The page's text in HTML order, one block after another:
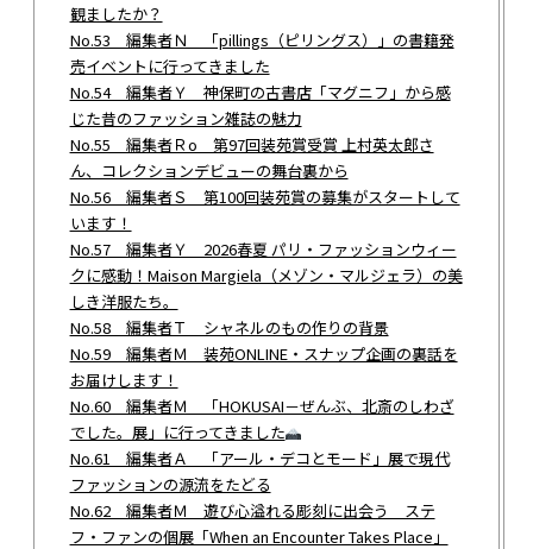
観ましたか？
No.53 編集者Ｎ 「pillings（ピリングス）」の書籍発
売イベントに行ってきました
No.54 編集者Ｙ 神保町の古書店「マグニフ」から感
じた昔のファッション雑誌の魅力
No.55 編集者Ｒo 第97回装苑賞受賞 上村英太郎さ
ん、コレクションデビューの舞台裏から
No.56 編集者Ｓ 第100回装苑賞の募集がスタートして
います！
No.57 編集者Ｙ 2026春夏 パリ・ファッションウィー
クに感動！Maison Margiela（メゾン・マルジェラ）の美
しき洋服たち。
No.58 編集者Ｔ シャネルのもの作りの背景
No.59 編集者Ｍ 装苑ONLINE・スナップ企画の裏話を
お届けします！
No.60 編集者Ｍ 「HOKUSAI－ぜんぶ、北斎のしわざ
でした。展」に行ってきました
No.61 編集者Ａ 「アール・デコとモード」展で現代
ファッションの源流をたどる
No.62 編集者Ｍ 遊び心溢れる彫刻に出会う ステ
フ・ファンの個展「When an Encounter Takes Place」